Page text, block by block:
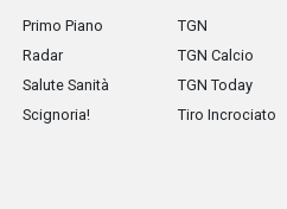
Primo Piano
Radar
Salute Sanità
Scignoria!
TGN
TGN Calcio
TGN Today
Tiro Incrociato